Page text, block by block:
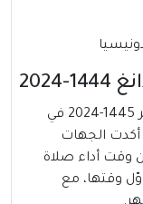
من المقرر أن يدخل توقيت صلاة عيد الفطر 1445-2024 في
صباحاً، وقد أكدت الجهات
وقت أداء صلاة
وقتها، مع